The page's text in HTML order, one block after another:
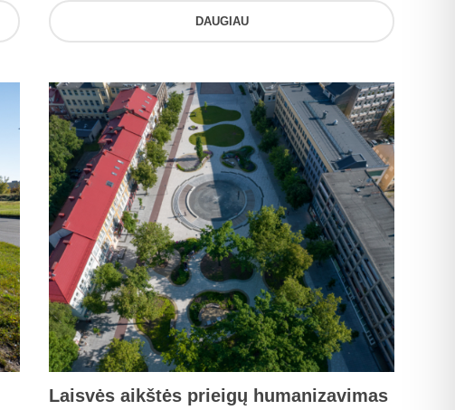
DAUGIAU
Laisvės aikštės prieigų humanizavimas